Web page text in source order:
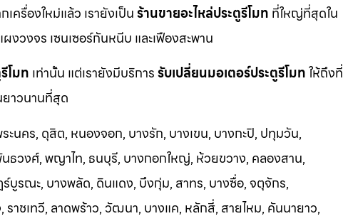
ครื่องใหม่แล้ว เรายังเป็นร้านขายอะไหล่ประตูรีโมท ที่ใหญ่ที่สุดใน
งวงจร เซนเซอร์กันหนีบ และเฟืองสะพาน
โมท เท่านั้น แต่เรายังมีบริการรับเปลี่ยนมอเตอร์ประตูรีโมทให้ถึงที่
ยาวนานที่สุด
ะนคร, ดุสิต, หนองจอก, บางรัก, บางเขน, บางกะปิ, ปทุมวัน,
ธวงศ์, พญาไท, ธนบุรี, บางกอกใหญ่, ห้วยขวาง, คลองสาน,
รณะ, บางพลัด, ดินแดง, บึงกุ่ม, สาทร, บางซื่อ, จตุจักร,
าชเทวี, ลาดพร้าว, วัฒนา, บางแค, หลักสี่, สายไหม, คันนายาว,